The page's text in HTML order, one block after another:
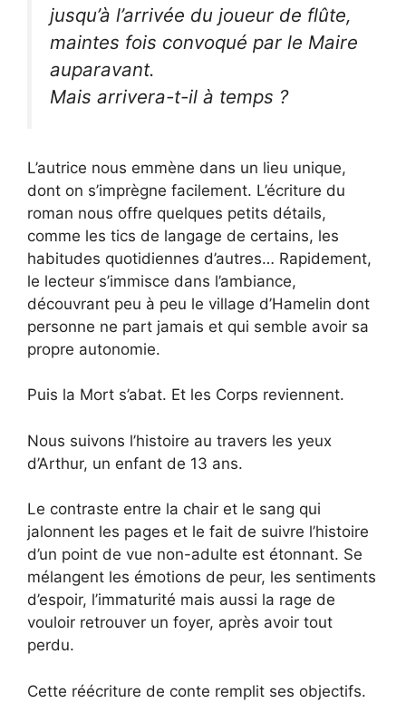
jusqu’à l’arrivée du joueur de flûte,
maintes fois convoqué par le Maire
auparavant.
Mais arrivera-t-il à temps ?
L’autrice nous emmène dans un lieu unique,
dont on s’imprègne facilement. L’écriture du
roman nous offre quelques petits détails,
comme les tics de langage de certains, les
habitudes quotidiennes d’autres… Rapidement,
le lecteur s’immisce dans l’ambiance,
découvrant peu à peu le village d’Hamelin dont
personne ne part jamais et qui semble avoir sa
propre autonomie.
Puis la Mort s’abat. Et les Corps reviennent.
Nous suivons l’histoire au travers les yeux
d’Arthur, un enfant de 13 ans.
Le contraste entre la chair et le sang qui
jalonnent les pages et le fait de suivre l’histoire
d’un point de vue non-adulte est étonnant. Se
mélangent les émotions de peur, les sentiments
d’espoir, l’immaturité mais aussi la rage de
vouloir retrouver un foyer, après avoir tout
perdu.
Cette réécriture de conte remplit ses objectifs.